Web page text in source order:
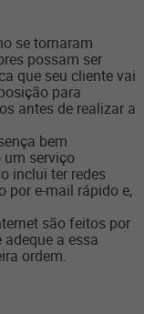
se tornaram
possam ser
que seu cliente vai
para
antes de realizar a
bem
um serviço
inclui ter redes
por e-mail rápido e,
são feitos por
a essa
ordem.